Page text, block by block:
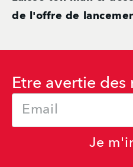
de l'offre de
Etre avertie des
Je